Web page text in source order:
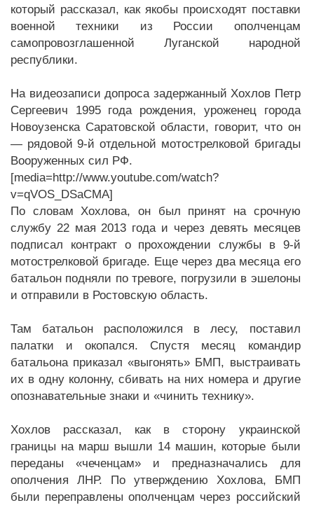
который рассказал, как якобы происходят поставки
военной техники из России ополченцам
самопровозглашенной Луганской народной
республики.
На видеозаписи допроса задержанный Хохлов Петр
Сергеевич 1995 года рождения, уроженец города
Новоузенска Саратовской области, говорит, что он
— рядовой 9-й отдельной мотострелковой бригады
Вооруженных сил РФ.
[media=http://www.youtube.com/watch?
v=qVOS_DSaCMA]
По словам Хохлова, он был принят на срочную
службу 22 мая 2013 года и через девять месяцев
подписал контракт о прохождении службы в 9-й
мотострелковой бригаде. Еще через два месяца его
батальон подняли по тревоге, погрузили в эшелоны
и отправили в Ростовскую область.
Там батальон расположился в лесу, поставил
палатки и окопался. Спустя месяц командир
батальона приказал «выгонять» БМП, выстраивать
их в одну колонну, сбивать на них номера и другие
опознавательные знаки и «чинить технику».
Хохлов рассказал, как в сторону украинской
границы на марш вышли 14 машин, которые были
переданы «чеченцам» и предназначались для
ополчения ЛНР. По утверждению Хохлова, БМП
были переправлены ополченцам через российский